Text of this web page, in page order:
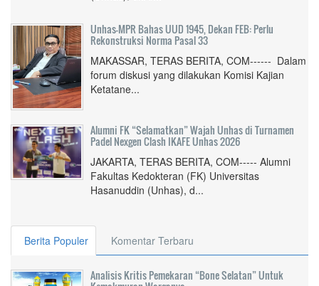
Unhas-MPR Bahas UUD 1945, Dekan FEB: Perlu
Rekonstruksi Norma Pasal 33
MAKASSAR, TERAS BERITA, COM------ Dalam
forum diskusi yang dilakukan Komisi Kajian
Ketatane...
Alumni FK “Selamatkan” Wajah Unhas di Turnamen
Padel Nexgen Clash IKAFE Unhas 2026
JAKARTA, TERAS BERITA, COM----- Alumni
Fakultas Kedokteran (FK) Universitas
Hasanuddin (Unhas), d...
Berita Populer Komentar Terbaru
Analisis Kritis Pemekaran “Bone Selatan” Untuk